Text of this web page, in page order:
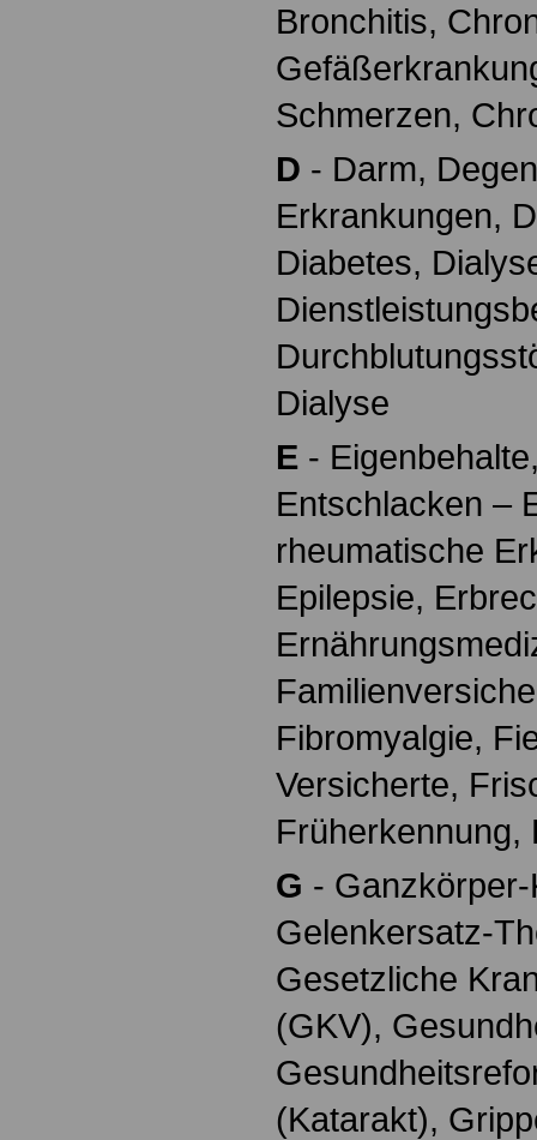
Bronchitis,
Schmerzen,
D - Darm,
Erkrankungen,
Diabetes,
Dialyse
E -
Entschlacken –
rheumatische
Epilepsie,
Fibromyalgie,
Versicherte,
Früherkennung,
G -
Gelenkersatz-
Gesetzliche
(GKV),
(Katarakt),